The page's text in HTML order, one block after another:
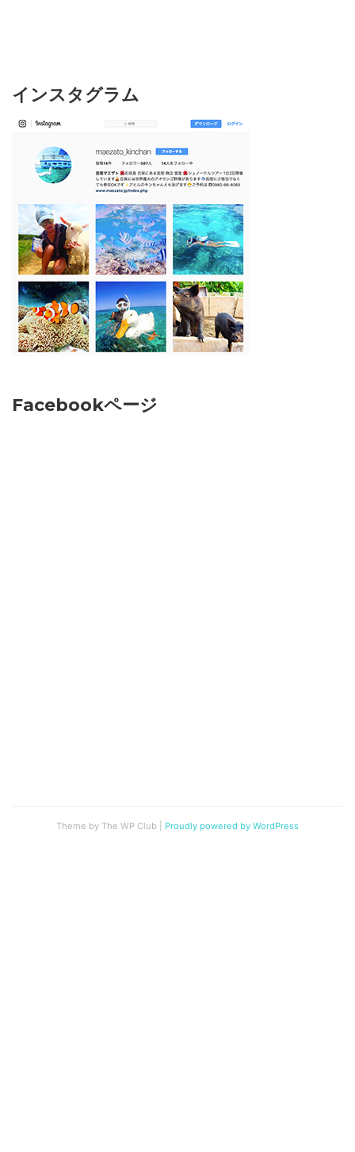
インスタグラム
Facebookページ
Theme by The WP Club Proudly powered by WordPress